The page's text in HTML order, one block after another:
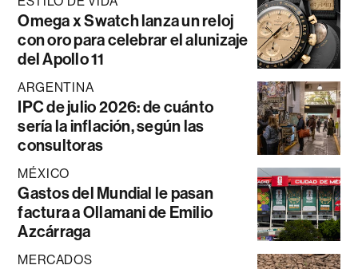
Omega x Swatch lanza un reloj
con oro para celebrar el alunizaje
del Apollo 11
ARGENTINA
IPC de julio 2026: de cuánto
sería la inflación, según las
consultoras
MÉXICO
Gastos del Mundial le pasan
factura a Ollamani de Emilio
Azcárraga
MERCADOS